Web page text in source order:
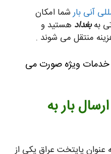
آنی بارشما امکان
بهبغداد هستید و
منتقل می شوند .
خدمات ویژه صورت می
بار به
عنوان پایتخت عراق یکی از